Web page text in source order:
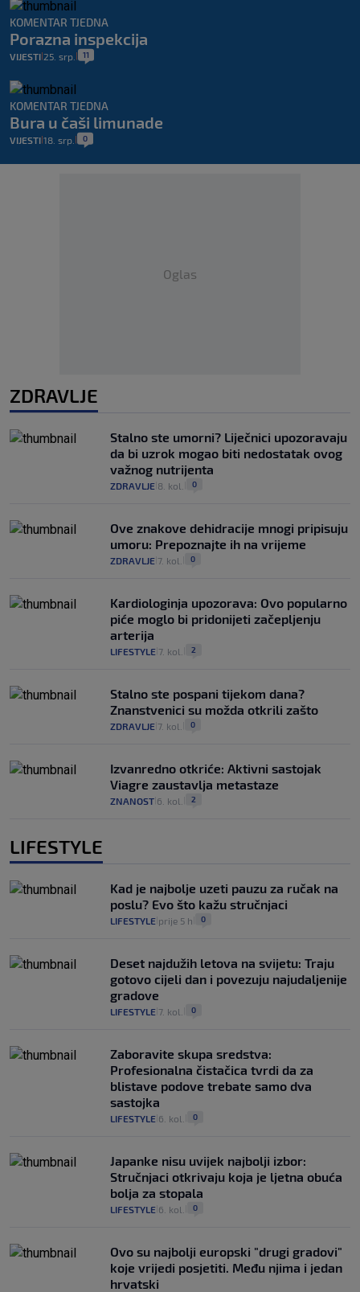
KOMENTAR TJEDNA
Porazna inspekcija
VIJESTI 25. srp. 11
KOMENTAR TJEDNA
Bura u čaši limunade
VIJESTI 18. srp. 0
Oglas
ZDRAVLJE
Stalno ste umorni? Liječnici upozoravaju
da bi uzrok mogao biti nedostatak ovog
važnog nutrijenta
ZDRAVLJE 8. kol. 0
Ove znakove dehidracije mnogi pripisuju
umoru: Prepoznajte ih na vrijeme
ZDRAVLJE 7. kol. 0
Kardiologinja upozorava: Ovo popularno
piće moglo bi pridonijeti začepljenju
arterija
LIFESTYLE 7. kol. 2
Stalno ste pospani tijekom dana?
Znanstvenici su možda otkrili zašto
ZDRAVLJE 7. kol. 0
Izvanredno otkriće: Aktivni sastojak
Viagre zaustavlja metastaze
ZNANOST 6. kol. 2
LIFESTYLE
Kad je najbolje uzeti pauzu za ručak na
poslu? Evo što kažu stručnjaci
LIFESTYLE prije 5 h 0
Deset najdužih letova na svijetu: Traju
gotovo cijeli dan i povezuju najudaljenije
gradove
LIFESTYLE 7. kol. 0
Zaboravite skupa sredstva:
Profesionalna čistačica tvrdi da za
blistave podove trebate samo dva
sastojka
LIFESTYLE 6. kol. 0
Japanke nisu uvijek najbolji izbor:
Stručnjaci otkrivaju koja je ljetna obuća
bolja za stopala
LIFESTYLE 6. kol. 0
Ovo su najbolji europski "drugi gradovi"
koje vrijedi posjetiti. Među njima i jedan
hrvatski